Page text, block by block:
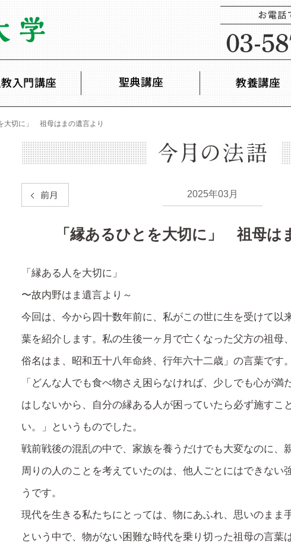
大切に」 祖母はまの遺言より
2025年03月
「縁あるひとを大切に」 祖母は
「縁ある人を大切に」
〜故内野はま遺言より～
今回は、今から四十数年前に、私がこの世に生を受けて以
葉を紹介します。私の生後一ヶ月で亡くなった父方の祖母
俗名はま、昭和五十八年命終、行年六十二歳」の言葉です。
「どんな人でも食べ物さえ困らなければ、少しでも心が満
はしないから、自分の縁ある人が困っていたら必ず施すこ
い。」というものでした。
戦前戦後の混乱の中で、家族を養うだけでも大変なのに、
周りの人のことを考えていたのは、他人ごとにはできない
うです。
現代を生きる私たちにとっては、物にあふれ、思いのまま
という中で、物がない困難な時代を乗り切った祖母の言葉